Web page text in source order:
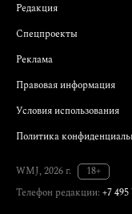
Редакция
Спецпроекты
Реклама
Правовая информация
Условия использования
Политика
WMJ, 2026 г.
18+
Телефон редакции: +7